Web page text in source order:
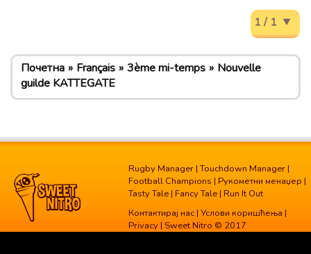
1 / 1
Почетна Français 3ème mi-temps
Nouvelle
guilde KATTEGATE
Rugby Manager |Touchdown Manager |
Football Champions | Рукометни менаџер |
Tasty Tale | Fancy Tale | Run It Out
Контактирај нас | Услови коришћења |
Privacy | Sweet Nitro © 2017